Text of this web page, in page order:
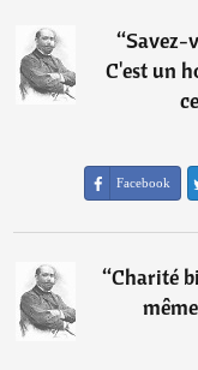
“Savez-
C'est un
Facebook
“Charité